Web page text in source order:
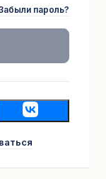
пароль?